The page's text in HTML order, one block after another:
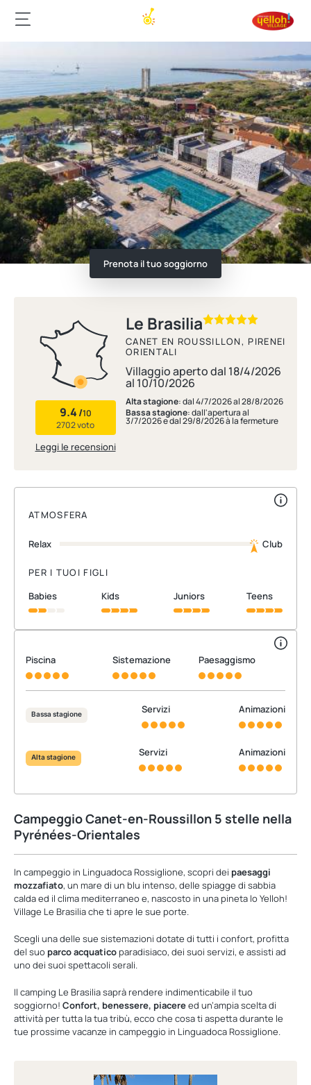
Prenota il tuo soggiorno
9.4 /10
2702 voto
Leggi le recensioni
Le Brasilia
CANET EN ROUSSILLON, PIRENEI
ORIENTALI
Villaggio aperto dal 18/4/2026
al 10/10/2026
Alta stagione: dal 4/7/2026 al 28/8/2026
Bassa stagione: dall'apertura al
3/7/2026 e dal 29/8/2026 à la fermeture
ATMOSFERA
Relax Club
PER I TUOI FIGLI
babies
kids juniors teens
Piscina Sistemazione Paesaggismo
Bassa stagione Servizi Animazioni
Alta stagione Servizi Animazioni
Campeggio Canet-en-Roussillon 5 stelle nella
Pyrénées-Orientales
In campeggio in Linguadoca Rossiglione, scopri dei paesaggi
mozzafiato, un mare di un blu intenso, delle spiagge di sabbia
calda ed il clima mediterraneo e, nascosto in una pineta lo Yelloh!
Village Le Brasilia che ti apre le sue porte.
Scegli una delle sue sistemazioni dotate di tutti i confort, profitta
del suo parco acquatico paradisiaco, dei suoi servizi, e assisti ad
uno dei suoi spettacoli serali.
Il camping Le Brasilia saprà rendere indimenticabile il tuo
soggiorno! Confort, benessere, piacereed un’ampia scelta di
attività per tutta la tua tribù, ecco che cosa ti aspetta durante le
tue prossime vacanze in campeggio in Linguadoca Rossiglione.